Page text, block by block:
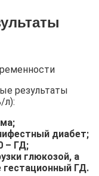
результаты
л):
диабет;
– ГД;
глюкозой, а
гестационный ГД.